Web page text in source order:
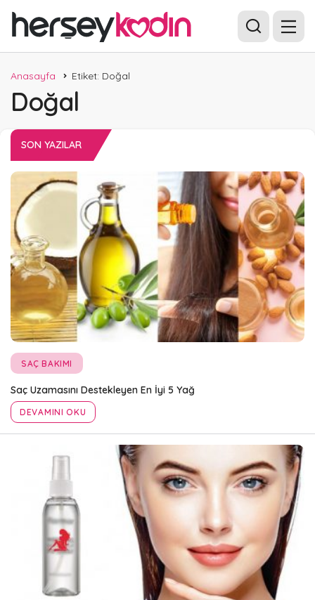
Anasayfa Etiket: Doğal
Doğal
SON YAZILAR
SAÇ BAKIMI
Saç Uzamasını Destekleyen En İyi 5 Yağ
DEVAMINI OKU